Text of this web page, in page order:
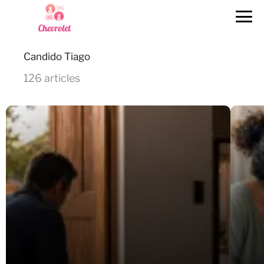
Candido Tiago
126 articles